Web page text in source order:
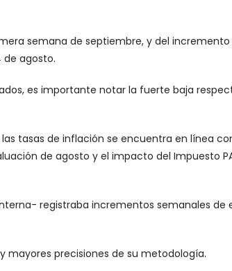
semana de septiembre, y del incremento
de agosto.
es importante notar la fuerte baja
tasas de inflación se encuentra en línea
de agosto y el impacto del Impuesto
registraba incrementos semanales de
mayores precisiones de su metodología.